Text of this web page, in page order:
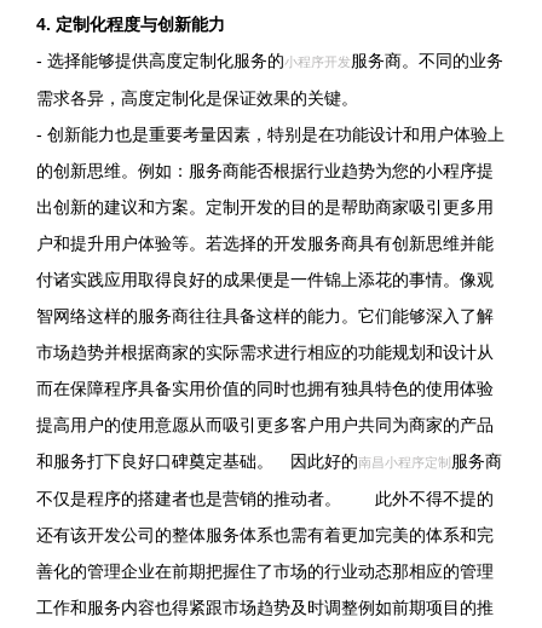
4. 定制化程度与创新能力
- 选择能够提供高度定制化服务的小程序开发服务商。不同的业务
需求各异，高度定制化是保证效果的关键。
- 创新能力也是重要考量因素，特别是在功能设计和用户体验上
的创新思维。例如：服务商能否根据行业趋势为您的小程序提
出创新的建议和方案。定制开发的目的是帮助商家吸引更多用
户和提升用户体验等。若选择的开发服务商具有创新思维并能
付诸实践应用取得良好的成果便是一件锦上添花的事情。像观
智网络这样的服务商往往具备这样的能力。它们能够深入了解
市场趋势并根据商家的实际需求进行相应的功能规划和设计从
而在保障程序具备实用价值的同时也拥有独具特色的使用体验
提高用户的使用意愿从而吸引更多客户用户共同为商家的产品
和服务打下良好口碑奠定基础。 因此好的南昌小程序定制 服务商
不仅是程序的搭建者也是营销的推动者。 此外不得不提的
还有该开发公司的整体服务体系也需有着更加完美的体系和完
善化的管理企业在前期把握住了市场的行业动态那相应的管理
工作和服务内容也得紧跟市场趋势及时调整例如前期项目的推